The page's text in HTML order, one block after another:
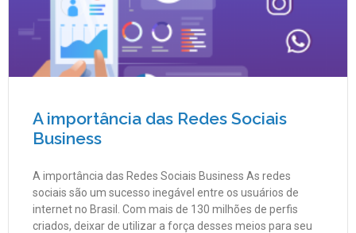
A importância das Redes Sociais
Business
A importância das Redes Sociais Business As redes
sociais são um sucesso inegável entre os usuários de
internet no Brasil. Com mais de 130 milhões de perfis
criados, deixar de utilizar a força desses meios para seu